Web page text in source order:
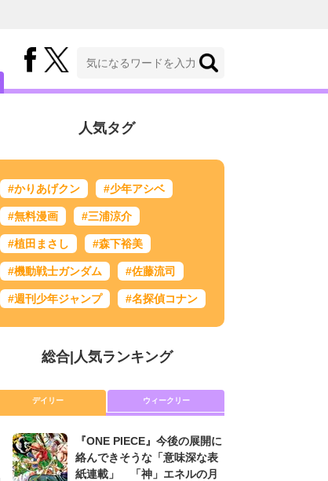
人気タグ
#かりあげクン #少年アシベ
#無料漫画 #三浦涼介
#植田まさし #森下裕美
#機動戦士ガンダム #佐藤流司
#週刊少年ジャンプ #名探偵コナン
総合| 人気ランキング
デイリー ウィークリー
『ONE PIECE』今後の展開に
絡んできそうな「意味深な表
紙連載」 「神」エネルの月